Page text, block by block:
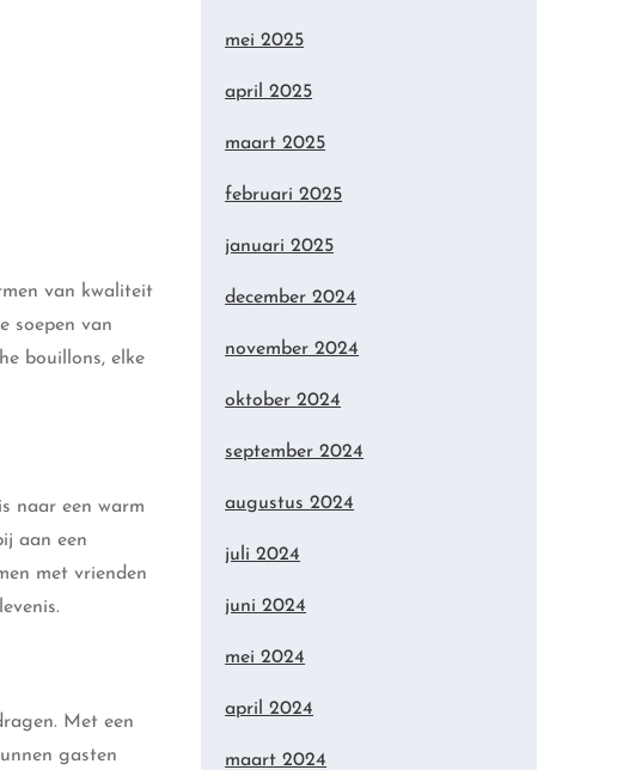
van kwaliteit
soepen van
bouillons, elke
naar een warm
aan een
met vrienden
Met een
gasten
mei 2025
april 2025
maart 2025
februari 2025
januari 2025
december 2024
november 2024
oktober 2024
september 2024
augustus 2024
juli 2024
juni 2024
mei 2024
april 2024
maart 2024